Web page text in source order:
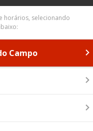
horários, selecionando
Campo